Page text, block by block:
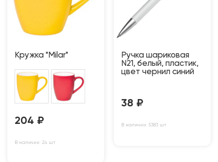
Кружка "Milar"
204 ₽
В наличии: 24 шт
Ручка шариковая
N21, белый, пластик,
цвет чернил синий
38 ₽
В наличии: 5383 шт